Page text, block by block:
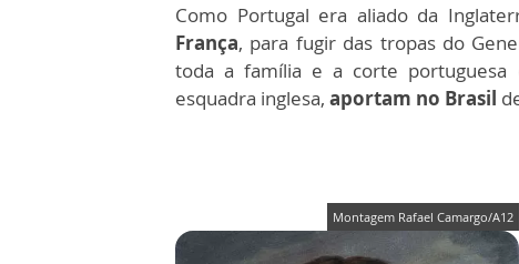
Como Portugal era aliado da
França, para fugir das tropas do
toda a família e a corte portuguesa
esquadra inglesa, aportam no Brasil
Montagem Rafael Camargo/A12